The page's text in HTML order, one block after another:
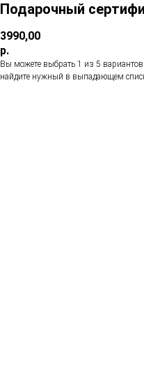
Подарочный
3990,00
р.
Вы можете выбрать 1 из 5
найдите нужный в выпадающем